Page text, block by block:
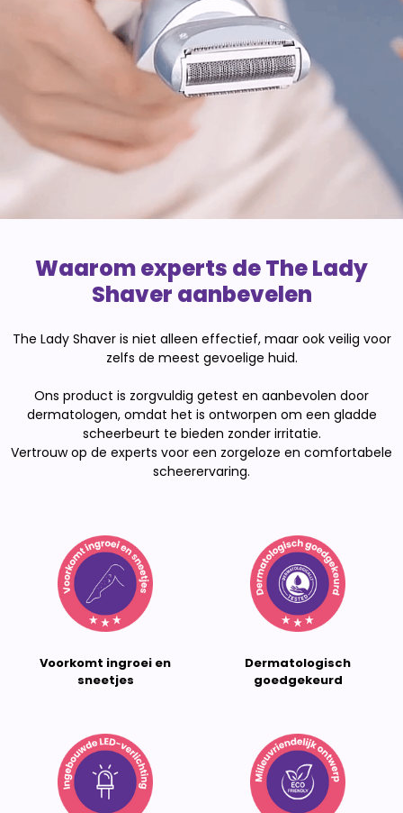
Waarom experts de The Lady
Shaver aanbevelen
The Lady Shaver is niet alleen effectief, maar ook veilig voor
zelfs de meest gevoelige huid.
Ons product is zorgvuldig getest en aanbevolen door
dermatologen, omdat het is ontworpen om een gladde
scheerbeurt te bieden zonder irritatie.
Vertrouw op de experts voor een zorgeloze en comfortabele
scheerervaring.
Voorkomt ingroei en
sneetjes
Dermatologisch
goedgekeurd